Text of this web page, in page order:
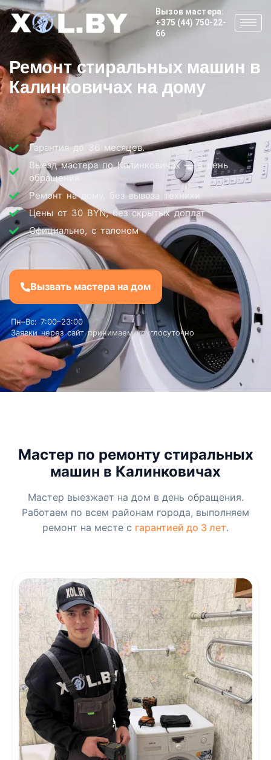
Вызов мастера:
+375 (44) 750-22-
66
Ремонт стиральных машин в
Калинковичах на дому
Гарантия до 36 месяцев.
Выезд мастера по Калинковичах — в день
обращения
Ремонт на дому, без вывоза техники
Цены от 30 BYN, без скрытых доплат
Официально, с талоном
Вызвать мастера на дом
Пн–Вс: 7:00–23:00
Заявки через сайт принимаем круглосуточно
Мастер по ремонту стиральных
машин в Калинковичах
Мастер выезжает на дом в день обращения.
Работаем по всем районам города, выполняем
ремонт на месте с гарантией до 3 лет.